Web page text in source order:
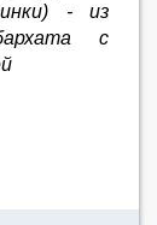
- из
с